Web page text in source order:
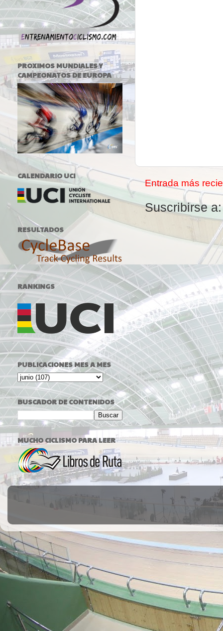
Entrada más
Suscribirse
PROXIMOS MUNDIALES Y
CAMPEONATOS DE EUROPA
CALENDARIO UCI
RESULTADOS
RANKINGS
PUBLICACIONES MES A MES
BUSCADOR DE CONTENIDOS
MUCHO CICLISMO PARA LEER